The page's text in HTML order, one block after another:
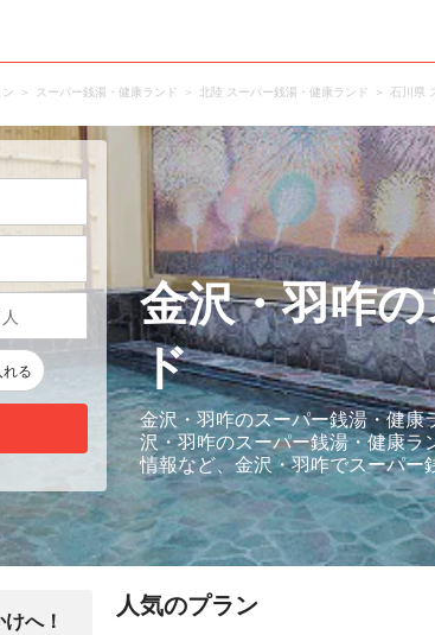
スーパー銭湯・健康ランド 北陸 スーパー銭湯・健康ランド 石川県
人
る
金沢・羽咋
ド
金沢・羽咋のスーパー銭湯・健
沢・羽咋のスーパー銭湯・健康
情報など、金沢・羽咋でスーパ
へ！ 人気のプラン